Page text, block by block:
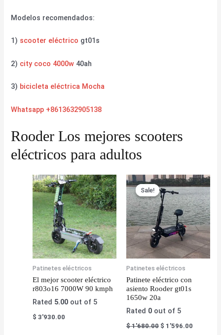
Modelos recomendados:
1) scooter eléctrico gt01s
2) city coco 4000w 40ah
3) bicicleta eléctrica Mocha
Whatsapp +8613632905138
Rooder Los mejores scooters
eléctricos para adultos
Patinetes eléctricos
El mejor scooter eléctrico
r803o16 7000W 90 kmph
Rated 5.00 out of 5
$ 3'930.00
Sale!
Sale!
Patinetes eléctricos
Patinete eléctrico con
asiento Rooder gt01s
1650w 20a
Rated 0out of 5
$1'680.00 $ 1'596.00